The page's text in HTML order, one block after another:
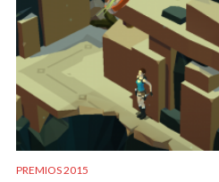
PREMIOS 2015